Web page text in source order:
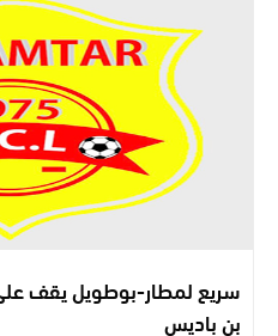
سريع لمطار-بوطويل يقف
بن باديس